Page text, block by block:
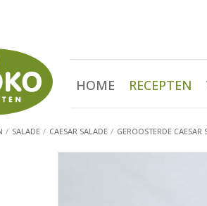
HOME RECEPTEN
SALADE CAESAR SALADE GEROOSTERDE CAESAR